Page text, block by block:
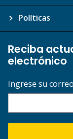
Políticas
Reciba
electrónico
Ingrese su